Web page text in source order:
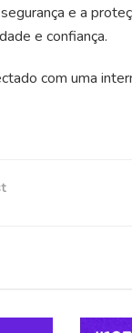
e a
e confiança.
com uma